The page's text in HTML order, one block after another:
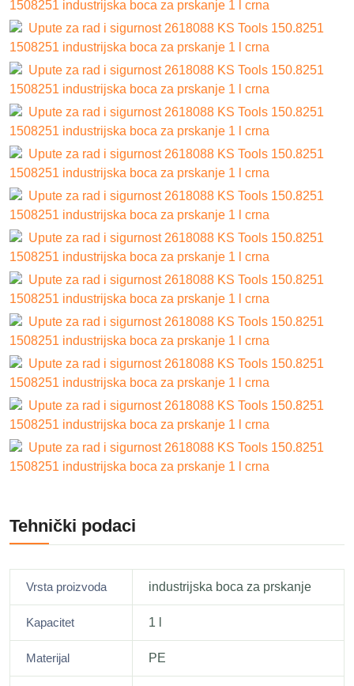
1508251 industrijska boca za prskanje 1 l crna
Upute za rad i sigurnost 2618088 KS Tools 150.8251
1508251 industrijska boca za prskanje 1 l crna
Upute za rad i sigurnost 2618088 KS Tools 150.8251
1508251 industrijska boca za prskanje 1 l crna
Upute za rad i sigurnost 2618088 KS Tools 150.8251
1508251 industrijska boca za prskanje 1 l crna
Upute za rad i sigurnost 2618088 KS Tools 150.8251
1508251 industrijska boca za prskanje 1 l crna
Upute za rad i sigurnost 2618088 KS Tools 150.8251
1508251 industrijska boca za prskanje 1 l crna
Upute za rad i sigurnost 2618088 KS Tools 150.8251
1508251 industrijska boca za prskanje 1 l crna
Upute za rad i sigurnost 2618088 KS Tools 150.8251
1508251 industrijska boca za prskanje 1 l crna
Upute za rad i sigurnost 2618088 KS Tools 150.8251
1508251 industrijska boca za prskanje 1 l crna
Upute za rad i sigurnost 2618088 KS Tools 150.8251
1508251 industrijska boca za prskanje 1 l crna
Upute za rad i sigurnost 2618088 KS Tools 150.8251
1508251 industrijska boca za prskanje 1 l crna
Upute za rad i sigurnost 2618088 KS Tools 150.8251
1508251 industrijska boca za prskanje 1 l crna
Tehnički podaci
Vrsta proizvoda industrijska boca za prskanje
Kapacitet 1 l
Materijal PE